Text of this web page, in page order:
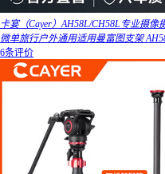
卡宴（Cayer）AH58L/CH58L专业摄
微单旅行户外通用适用曼富图支架
6条评价